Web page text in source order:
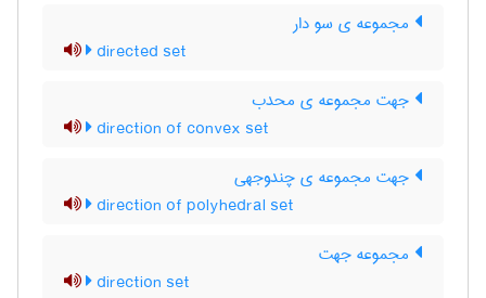
مجموعه ی سو دار
directed set
جهت مجموعه ی محدب
direction of convex set
جهت مجموعه ی چندوجهی
direction of polyhedral set
مجموعه جهت
direction set